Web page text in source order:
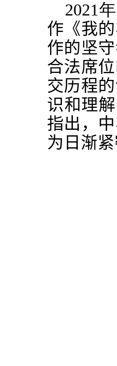
2021年
作《我
作的坚
合法席
交历程
识和理
指出，
为日渐